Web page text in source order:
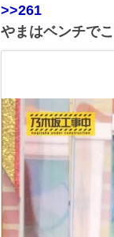
【川﨑桜】ま
筒井あやめ、
>>261
やまはベンチで